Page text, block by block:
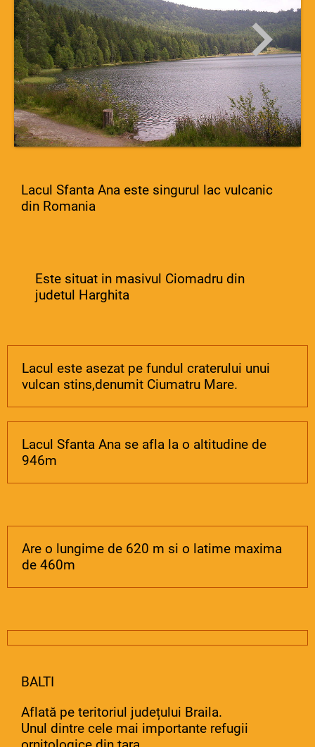
Lacul Sfanta Ana este singurul lac vulcanic
din Romania
Este situat in masivul Ciomadru din
judetul Harghita
Lacul este asezat pe fundul craterului unui
vulcan stins,denumit Ciumatru Mare.
Lacul Sfanta Ana se afla la o altitudine de
946m
Are o lungime de 620 m si o latime maxima
de 460m
BALTI
Aflată pe teritoriul județului Braila.
Unul dintre cele mai importante refugii